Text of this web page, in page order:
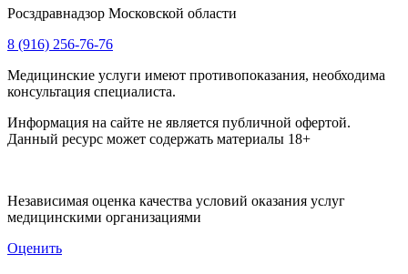
Росздравнадзор Московской области
8 (916) 256-76-76
Медицинские услуги имеют противопоказания, необходима
консультация специалиста.
Информация на сайте не является публичной офертой.
Данный ресурс может содержать материалы 18+
Независимая оценка качества условий оказания услуг
медицинскими организациями
Оценить